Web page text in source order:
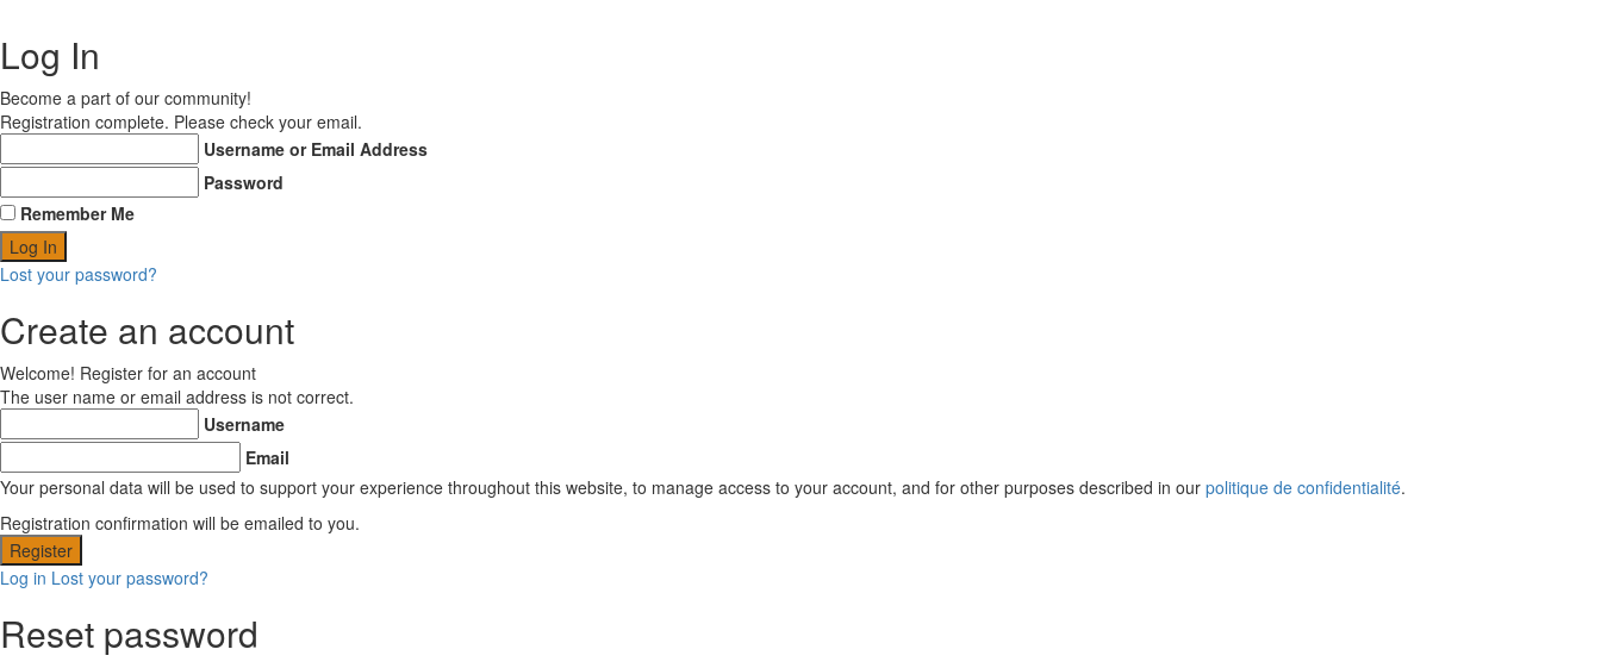
Log In
Become a part of our community!
Registration complete. Please check your email.
Username or Email Address
Password
Remember Me
Lost your password?
Create an account
Welcome! Register for an account
The user name or email address is not correct.
Username
Email
Your personal data will be used to support your experience throughout this website, to manage access to your account, and for other purposes described in our politique de confidentialité.
Registration confirmation will be emailed to you.
Log in Lost your password?
Reset password